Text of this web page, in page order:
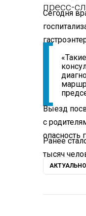
пресс-
Сегодня
Выезд
с
опасность
Ранее
тысяч
АКТУАЛЬНО